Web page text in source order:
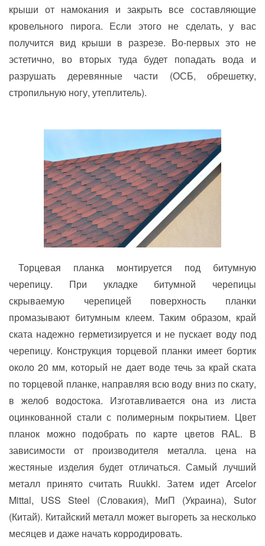
крыши от намокания и закрыть все составляющие
кровельного пирога. Если этого не сделать, у вас
получится вид крыши в разрезе. Во-первых это не
эстетично, во вторых туда будет попадать вода и
разрушать деревянные части (ОСБ, обрешетку,
стропильную ногу, утеплитель).
Торцевая планка монтируется под битумную
черепицу. При укладке битумной черепицы
скрываемую черепицей поверхность планки
промазывают битумным клеем. Таким образом, край
ската надежно герметизируется и не пускает воду под
черепицу. Конструкция торцевой планки имеет бортик
около 20 мм, который не дает воде течь за край ската
по торцевой планке, направляя всю воду вниз по скату,
в желоб водостока. Изготавливается она из листа
оцинкованной стали с полимерным покрытием. Цвет
планок можно подобрать по карте цветов RAL. В
зависимости от производителя металла. цена на
жестяные изделия будет отличаться. Самый лучший
металл принято считать Ruukki. Затем идет Arcelor
Mittal, USS Steel (Словакия), МиП (Украина), Sutor
(Китай). Китайский металл может выгореть за несколько
месяцев и даже начать корродировать.